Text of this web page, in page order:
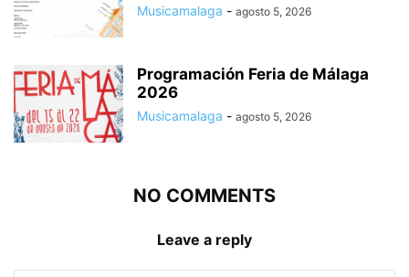
Musicamalaga - agosto 5, 2026
Programación Feria de Málaga
2026
Musicamalaga - agosto 5, 2026
NO COMMENTS
Leave a reply